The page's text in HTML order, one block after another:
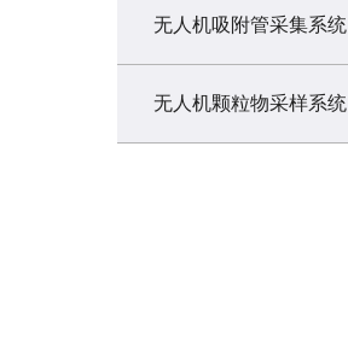
无人机吸附管采集系统
无人机颗粒物采样系统